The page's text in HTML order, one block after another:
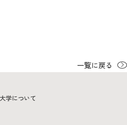
一覧に戻る
学について